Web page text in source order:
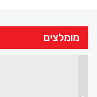
מומלצים